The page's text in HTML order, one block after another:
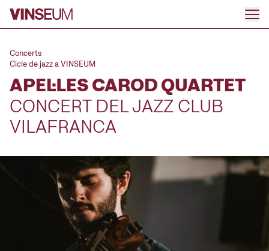
Anar al contingut
Concerts
Cicle de jazz a VINSEUM
APEL·LES CAROD QUARTET
CONCERT DEL JAZZ CLUB
VILAFRANCA